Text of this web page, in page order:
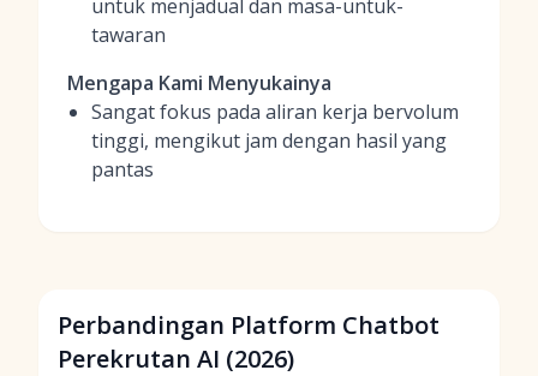
untuk menjadual dan masa-untuk-
tawaran
Mengapa Kami Menyukainya
Sangat fokus pada aliran kerja bervolum
tinggi, mengikut jam dengan hasil yang
pantas
Perbandingan Platform Chatbot
Perekrutan AI (2026)